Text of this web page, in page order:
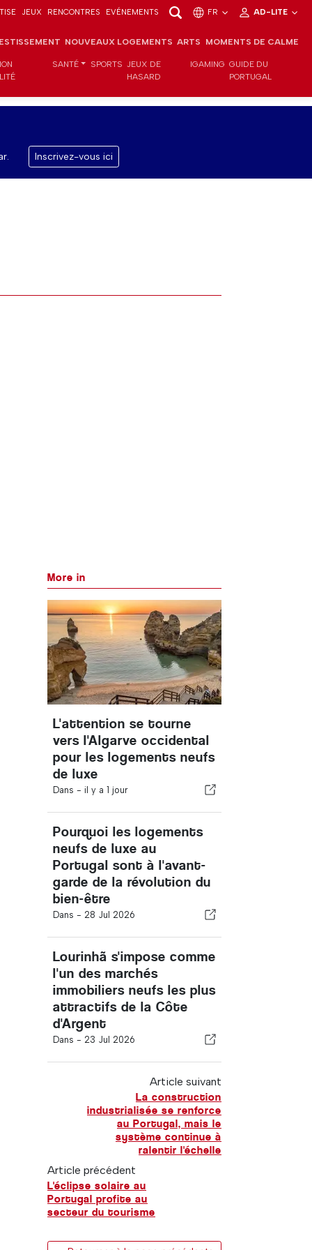
JEUX RENCONTRES EVÉNEMENTS FR AD-LITE
NOUVEAUX LOGEMENTS ARTS MOMENTS DE CALME
SANTÉ SPORTS JEUX DE
HASARD
IGAMING GUIDE DU
PORTUGAL
Inscrivez-vous ici
More in
L'attention se tourne
vers l'Algarve occidental
pour les logements neufs
de luxe
Dans - il y a 1 jour
Pourquoi les logements
neufs de luxe au
Portugal sont à l'avant-
garde de la révolution du
bien-être
Dans - 28 Jul 2026
Lourinhã s'impose comme
l'un des marchés
immobiliers neufs les plus
attractifs de la Côte
d'Argent
Dans - 23 Jul 2026
Article suivant
La construction
industrialisée se renforce
au Portugal, mais le
système continue à
ralentir l'échelle
Article précédent
L'éclipse solaire au
Portugal profite au
secteur du tourisme